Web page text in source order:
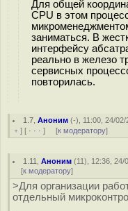
Для общей
CPU в этом
заниматься. В
интерфейсу
реально в железо
сервисных
повторилась.
1.7 ,Аноним (-), 11:00, 24/
﹢ ] [ · · · ] [к модератору]
1.11 ,Аноним (11), 12:36, 24/
[к модератору]
>Для организации
отдельный